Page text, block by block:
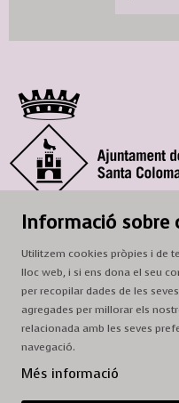
© Ajuntament de Santa Coloma de
: de
Adreça: c. del Prat, 16, 17430
A/e:cultura@scf.cat
Sitemap
Informació sobre
Utilitzem cookies pròpies i de
lloc web, i si ens dona el seu
per recopilar dades de les
agregades per millorar els
relacionada amb les seves
navegació.
Més informació